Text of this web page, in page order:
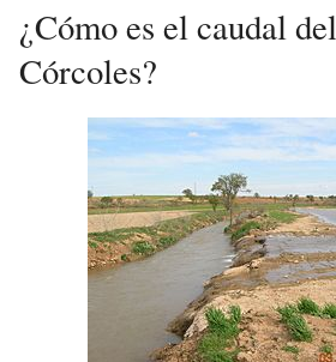
¿Cómo es el caudal
Córcoles?